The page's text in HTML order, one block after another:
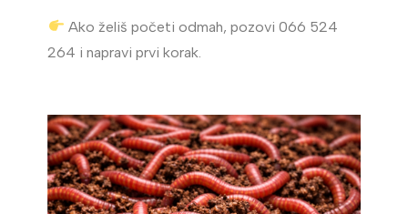
Ako želiš početi odmah, pozovi 066 524
264 i napravi prvi korak.